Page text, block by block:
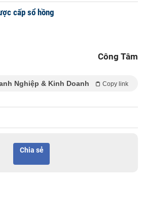
cấp sổ hồng
Công Tâm
Nghiệp & Kinh Doanh Copy link
Chia sẻ